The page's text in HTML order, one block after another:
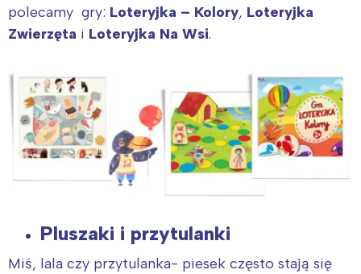
polecamy gry: Loteryjka – Kolory, Loteryjka
Zwierzęta i Loteryjka Na Wsi.
Pluszaki i przytulanki
Miś, lala czy przytulanka- piesek często stają się